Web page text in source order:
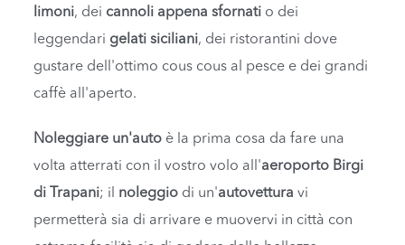
limoni, dei cannoli appena sfornati o dei
leggendari gelati siciliani, dei ristorantini dove
gustare dell'ottimo cous cous al pesce e dei grandi
caffè all'aperto.
Noleggiare un'auto è la prima cosa da fare una
volta atterrati con il vostro volo all'aeroporto Birgi
di Trapani; il noleggio di un'autovettura vi
permetterà sia di arrivare e muovervi in città con